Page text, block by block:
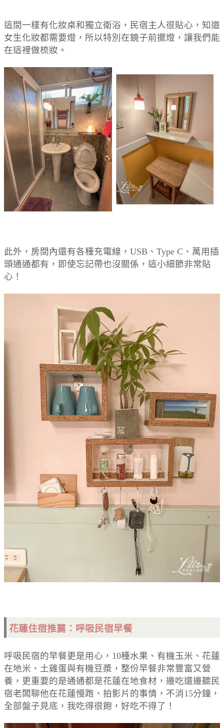
這間一樣有化妝桌和獨立衛浴，民宿主人很貼心，知道
女生化妝都需要燈，所以特別在鏡子前擺燈，讓我們能
在這裡做梳妝。
此外，房間內還有各種充電線，USB、Type C、萬用插
頭通通都有，即使忘記帶也沒關係，這小細節非常貼
心！
花蓮住宿推薦：呼吸民宿早餐
呼吸民宿的早餐更是用心，10種水果、有機玉米、花蓮
在地米、土雞蛋與有機豆漿，整份早餐非常豐富又營
養，更重要的是通通都是花蓮在地食材，邊吃還邊聽民
宿老闆聊他在花蓮慢跑、拍影片的事情，不消15分鐘，
全部盤子見底，我吃得很飽，好吃不得了！